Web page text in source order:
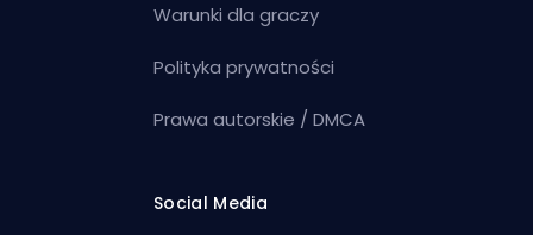
Warunki dla graczy
Polityka prywatności
Prawa autorskie / DMCA
Social Media